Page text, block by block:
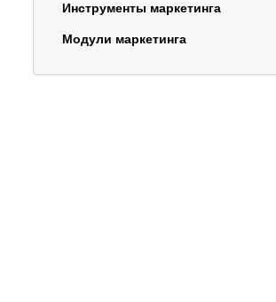
Инструменты маркетинга
Модули маркетинга